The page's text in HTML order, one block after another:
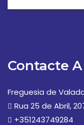
Contacte
Freguesia de
Rua 25 de Abril,
+351243749284